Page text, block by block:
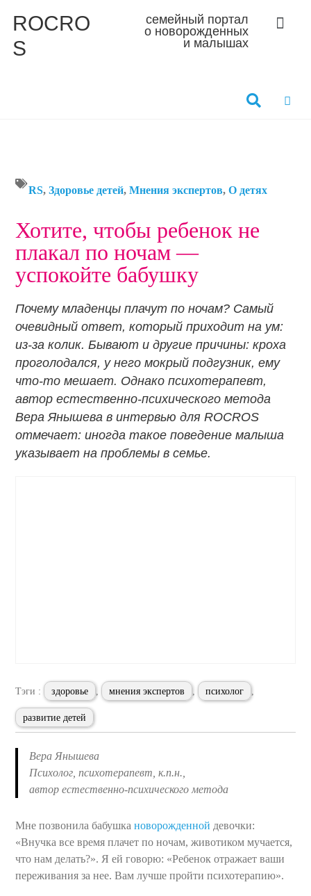
ROCRO
S
семейный портал
о новорожденных
и малышах
RS,Здоровье детей,Мнения экспертов,О детях
Хотите, чтобы ребенок не
плакал по ночам —
успокойте бабушку
Почему младенцы плачут по ночам? Самый
очевидный ответ, который приходит на ум:
из-за колик. Бывают и другие причины: кроха
проголодался, у него мокрый подгузник, ему
что-то мешает. Однако психотерапевт,
автор естественно-психического метода
Вера Янышева в интервью для ROCROS
отмечает: иногда такое поведение малыша
указывает на проблемы в семье.
Тэги : здоровье мнения экспертов психолог
развитие детей
Вера Янышева
Психолог, психотерапевт, к.п.н.,
автор естественно-психического метода
Мне позвонила бабушкановорожденной девочки:
«Внучка все время плачет по ночам, животиком мучается,
что нам делать?». Я ей говорю: «Ребенок отражает ваши
переживания за нее. Вам лучше пройти психотерапию».